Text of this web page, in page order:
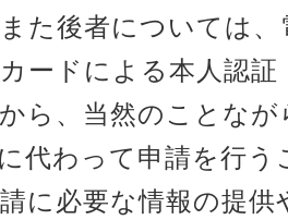
た後者については
ードによる本人認証
ら、当然のことなが
代わって申請を行
に必要な情報の提供